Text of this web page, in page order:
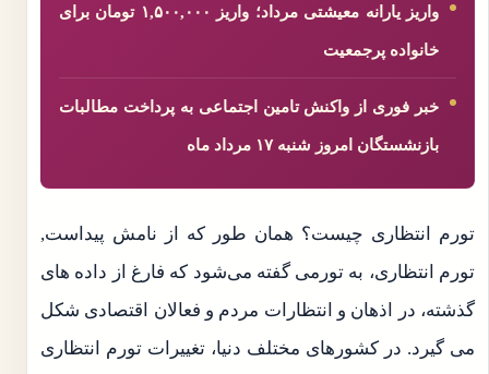
واریز یارانه معیشتی مرداد؛ واریز ۱,۵۰۰,۰۰۰ تومان برای
خانواده پرجمعیت
خبر فوری از واکنش تامین اجتماعی به پرداخت مطالبات
بازنشستگان امروز شنبه ۱۷ مرداد ماه
تورم انتظاری چیست؟ همان طور که از نامش پیداست,
تورم انتظاری، به تورمی گفته می‌شود که فارغ از داده های
گذشته، در اذهان و انتظارات مردم و فعالان اقتصادی شکل
می گیرد. در کشورهای مختلف دنیا، تغییرات تورم انتظاری